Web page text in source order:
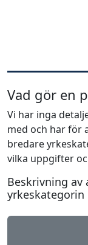
Vad gör en
Vi har inga
med och har för
bredare
vilka uppgifter
Beskrivning
yrkeskategorin